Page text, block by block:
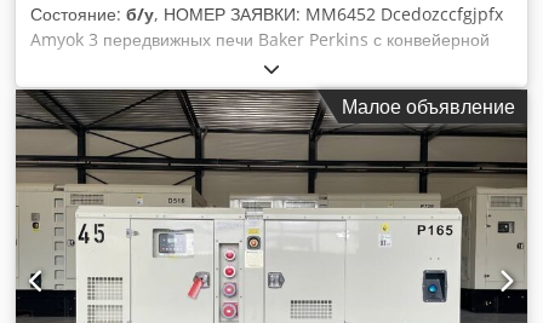
Состояние: б/у, НОМЕР ЗАЯВКИ: MM6452 Dcedozccfgjpfx
Amyok 3 передвижных печи Baker Perkins с конвейерной
лентой длиной 15 м и шириной 1580 мм. ПРИМЕЧАНИЯ: У
одной из печей отсутствует часть конвейерной ленты,
состоящая из 12 секций/элементов. Все оборудование
должно быть вывезено с завода Покупателем.
Малое объявление